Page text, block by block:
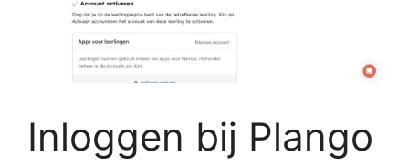
Inloggen bij Plango